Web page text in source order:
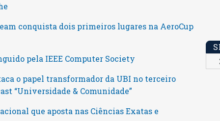
conquista dois primeiros lugares na AeroCup
pela IEEE Computer Society
o papel transformador da UBI no terceiro
“Universidade & Comunidade”
que aposta nas Ciências Exatas e